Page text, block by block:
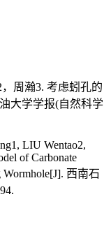
周瀚3. 考虑蚓孔的
大学学报(自然科学
LIU Wentao2,
of Carbonate
Wormhole[J]. 西南石